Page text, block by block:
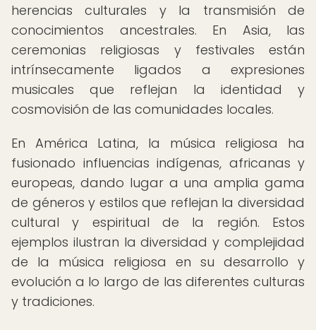
herencias culturales y la transmisión de
conocimientos ancestrales. En Asia, las
ceremonias religiosas y festivales están
intrínsecamente ligados a expresiones
musicales que reflejan la identidad y
cosmovisión de las comunidades locales.
En América Latina, la música religiosa ha
fusionado influencias indígenas, africanas y
europeas, dando lugar a una amplia gama
de géneros y estilos que reflejan la diversidad
cultural y espiritual de la región. Estos
ejemplos ilustran la diversidad y complejidad
de la música religiosa en su desarrollo y
evolución a lo largo de las diferentes culturas
y tradiciones.